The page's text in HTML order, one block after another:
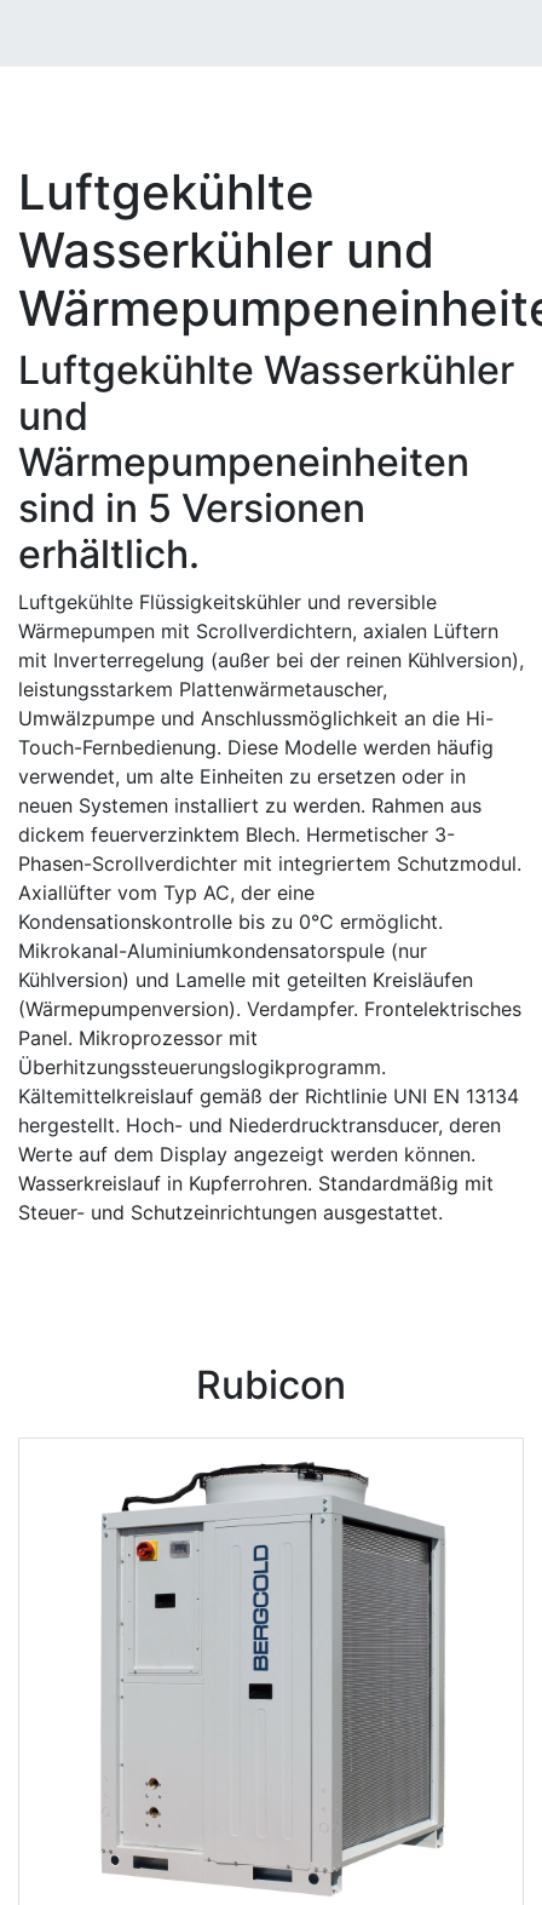
Luftgekühlte
Wasserkühler und
Luftgekühlte Wasserkühler
und
Wärmepumpeneinheiten
sind in 5 Versionen
erhältlich.
Luftgekühlte Flüssigkeitskühler und reversible
Wärmepumpen mit Scrollverdichtern, axialen Lüftern
mit Inverterregelung (außer bei der reinen Kühlversion),
leistungsstarkem Plattenwärmetauscher,
Umwälzpumpe und Anschlussmöglichkeit an die Hi-
Touch-Fernbedienung. Diese Modelle werden häufig
verwendet, um alte Einheiten zu ersetzen oder in
neuen Systemen installiert zu werden. Rahmen aus
dickem feuerverzinktem Blech. Hermetischer 3-
Phasen-Scrollverdichter mit integriertem Schutzmodul.
Axiallüfter vom Typ AC, der eine
Kondensationskontrolle bis zu 0°C ermöglicht.
Mikrokanal-Aluminiumkondensatorspule (nur
Kühlversion) und Lamelle mit geteilten Kreisläufen
(Wärmepumpenversion). Verdampfer. Frontelektrisches
Panel. Mikroprozessor mit
Überhitzungssteuerungslogikprogramm.
Kältemittelkreislauf gemäß der Richtlinie UNI EN 13134
hergestellt. Hoch- und Niederdrucktransducer, deren
Werte auf dem Display angezeigt werden können.
Wasserkreislauf in Kupferrohren. Standardmäßig mit
Steuer- und Schutzeinrichtungen ausgestattet.
Rubicon